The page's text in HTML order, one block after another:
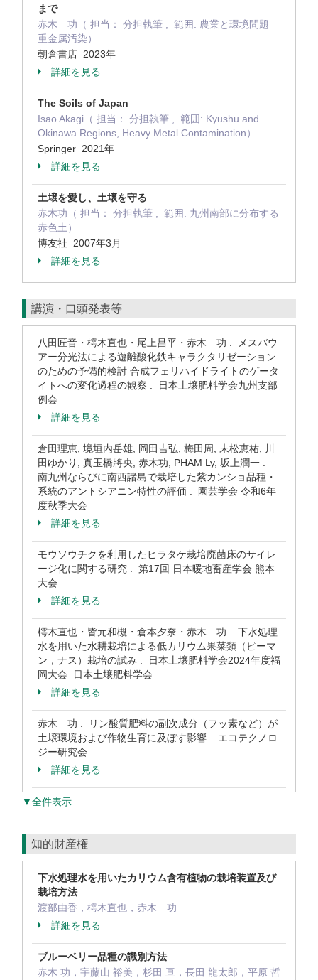
まで
赤木 功（ 担当： 分担執筆 , 範囲: 農業と環境問題
重金属汚染）
朝倉書店 2023年
詳細を見る
The Soils of Japan
Isao Akagi（ 担当： 分担執筆 , 範囲: Kyushu and
Okinawa Regions, Heavy Metal Contamination）
Springer 2021年
詳細を見る
土壌を愛し、土壌を守る
赤木功（ 担当： 分担執筆 , 範囲: 九州南部に分布する
赤色土）
博友社 2007年3月
詳細を見る
講演・口頭発表等
八田匠音・樗木直也・尾上昌平・赤木 功 . メスバウ
アー分光法による遊離酸化鉄キャラクタリゼーション
のための予備的検討 合成フェリハイドライトのゲータ
イトへの変化過程の観察 . 日本土壌肥料学会九州支部
例会
詳細を見る
倉田理恵, 境垣内岳雄, 岡田吉弘, 梅田周, 末松恵祐, 川
田ゆかり, 真玉橋將央, 赤木功, PHAM Ly, 坂上潤一 .
南九州ならびに南西諸島で栽培した紫カンショ品種・
系統のアントシアニン特性の評価 . 園芸学会 令和6年
度秋季大会
詳細を見る
モウソウチクを利用したヒラタケ栽培廃菌床のサイレ
ージ化に関する研究 . 第17回 日本暖地畜産学会 熊本
大会
詳細を見る
樗木直也・皆元和槻・倉本夕奈・赤木 功 . 下水処理
水を用いた水耕栽培による低カリウム果菜類（ピーマ
ン，ナス）栽培の試み . 日本土壌肥料学会2024年度福
岡大会 日本土壌肥料学会
詳細を見る
赤木 功 . リン酸質肥料の副次成分（フッ素など）が
土壌環境および作物生育に及ぼす影響 . エコテクノロ
ジー研究会
詳細を見る
▼全件表示
知的財産権
下水処理水を用いたカリウム含有植物の栽培装置及び
栽培方法
渡部由香，樗木直也，赤木 功
詳細を見る
ブルーベリー品種の識別方法
赤木 功，宇藤山 裕美，杉田 亘，長田 龍太郎，平原 哲